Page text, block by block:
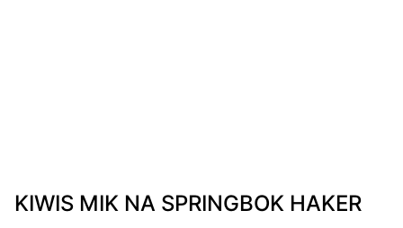
KIWIS MIK NA SPRINGBOK HAKER